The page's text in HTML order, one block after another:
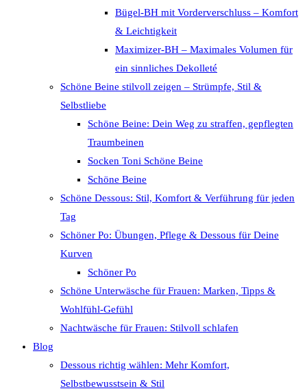
Bügel-BH mit Vorderverschluss – Komfort
& Leichtigkeit
Maximizer-BH – Maximales Volumen für
ein sinnliches Dekolleté
Schöne Beine stilvoll zeigen – Strümpfe, Stil &
Selbstliebe
Schöne Beine: Dein Weg zu straffen, gepflegten
Traumbeinen
Socken Toni Schöne Beine
Schöne Beine
Schöne Dessous: Stil, Komfort & Verführung für jeden
Tag
Schöner Po: Übungen, Pflege & Dessous für Deine
Kurven
Schöner Po
Schöne Unterwäsche für Frauen: Marken, Tipps &
Wohlfühl-Gefühl
Nachtwäsche für Frauen: Stilvoll schlafen
Blog
Dessous richtig wählen: Mehr Komfort,
Selbstbewusstsein & Stil